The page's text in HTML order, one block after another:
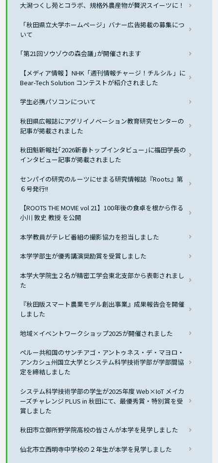
大潟つくし苑とコラボ、規格外農産物が贅沢スイーツに！
「秋田県立大学ホームページ」バナー広告掲載の募集につ
いて
｢第21回ソウゾウの森会議｣が開催されます
【メディア情報 】NHK「週刊情報チャージ！チルシル」に
Bear-Tech Solution コンテストが紹介されました
学生必携パソコンについて
秋田県広報誌にアグリイノベーション教育研究センターの
記事が掲載されました
秋田魁新報社｢2026新春トップインタビュー｣に福田学長の
インタビュー記事が掲載されました
センパイの研究のルーツにせまる研究情報誌『Roots』第
６号発行!!
【ROOTS THE MOVIE vol 21】100年後の食卓を根から作る
小川 敦史 教授 を公開
本学教員がテレビ番組の撮影協力を担当しました
本学学部生が優秀講演奨励賞を受賞しました
本学大学院生２名が精密工学会東北支部から表彰されまし
た
『秋田版スマート農業モデル創出事業』成果報告会を開催
しました
地域×イベントワークショップ2025が開催されました
ペルー共和国のサンチアゴ・アントゥネス・デ・マヨロ・
アンカシュ州国立大学とシステム科学技術学部が学部間協
定を締結しました
システム科学技術学部の学生が2025年度 Web×IoT メイカ
ーズチャレンジ PLUS in 秋田にて、最優秀賞・特別賞を受
賞しました
秋田市立御所野学院高校の皆さんが本学を見学しました
仙北市立西明寺中学校の２年生が本学を見学しました